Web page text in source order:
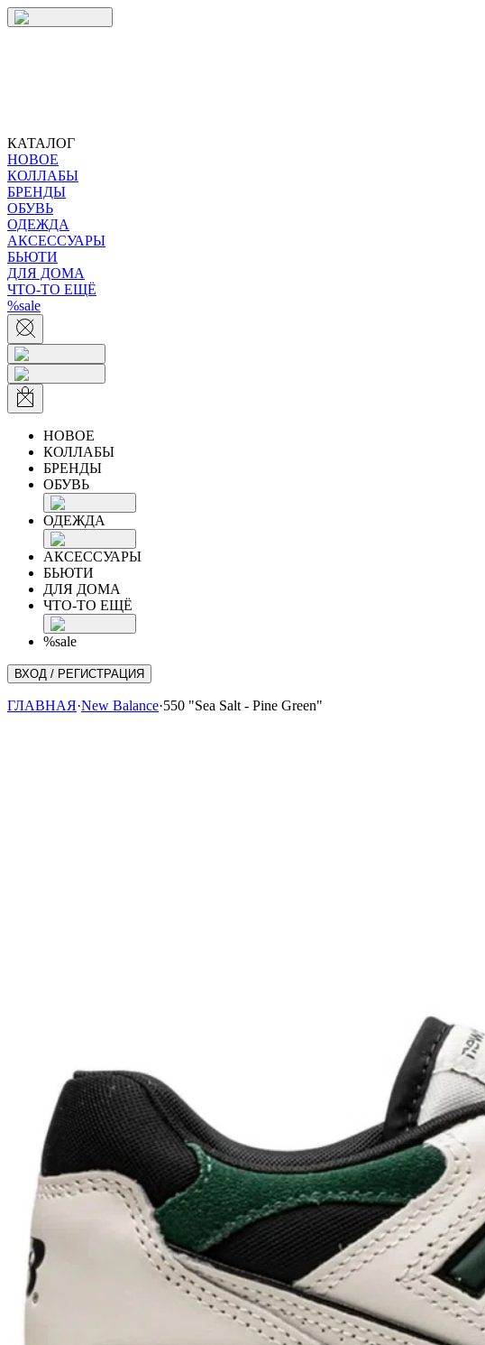
КАТАЛОГ
НОВОЕ
КОЛЛАБЫ
БРЕНДЫ
ОБУВЬ
ОДЕЖДА
АКСЕССУАРЫ
БЬЮТИ
ДЛЯ ДОМА
ЧТО-ТО ЕЩЁ
%sale
НОВОЕ
КОЛЛАБЫ
БРЕНДЫ
ОБУВЬ
ОДЕЖДА
АКСЕССУАРЫ
БЬЮТИ
ДЛЯ ДОМА
ЧТО-ТО ЕЩЁ
%sale
ВХОД / РЕГИСТРАЦИЯ
ГЛАВНАЯ·New Balance·550 "Sea Salt - Pine Green"